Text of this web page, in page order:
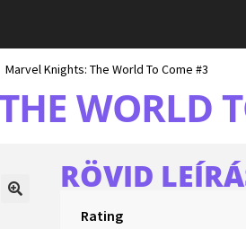
Marvel Knights: The World To Come #3
WORLD
RÖVID
Rating